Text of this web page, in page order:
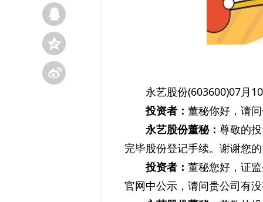
永艺股份(603600)07月
投资者： 董秘你好，请
永艺股份董秘： 尊敬的
完毕股份登记手续。谢谢您
投资者： 董秘您好，证
官网中公示，请问贵公司有